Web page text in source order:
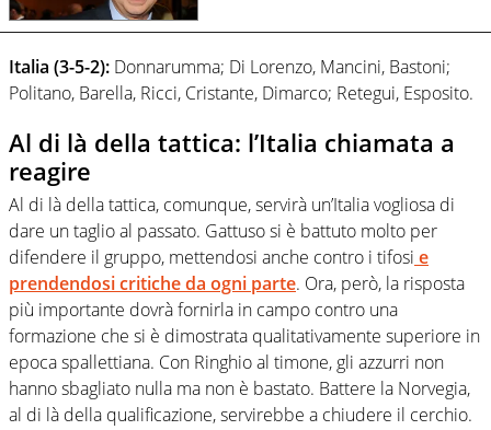
Italia (3-5-2): Donnarumma; Di Lorenzo, Mancini, Bastoni;
Politano, Barella, Ricci, Cristante, Dimarco; Retegui, Esposito.
Al di là della tattica: l’Italia chiamata a
reagire
Al di là della tattica, comunque, servirà un’Italia vogliosa di
dare un taglio al passato. Gattuso si è battuto molto per
difendere il gruppo, mettendosi anche contro i tifosi e
prendendosi critiche da ogni parte. Ora, però, la risposta
più importante dovrà fornirla in campo contro una
formazione che si è dimostrata qualitativamente superiore in
epoca spallettiana. Con Ringhio al timone, gli azzurri non
hanno sbagliato nulla ma non è bastato. Battere la Norvegia,
al di là della qualificazione, servirebbe a chiudere il cerchio.